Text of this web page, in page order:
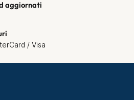
aggiornati
/ Visa